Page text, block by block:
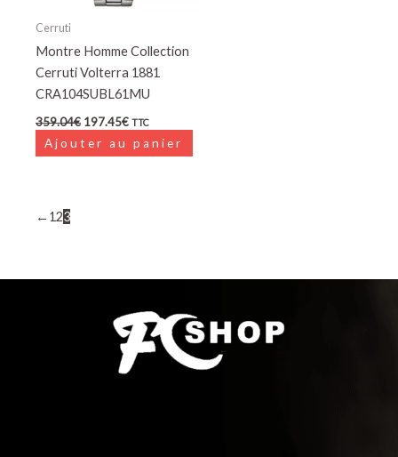
Cerruti
Montre Homme Collection
Cerruti Volterra 1881
CRA104SUBL61MU
359.04€ 197.45€ TTC
Ajouter au panier
← 123